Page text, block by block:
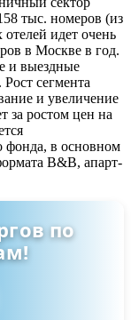
тыс. номеров (из
идет очень
в Москве в год.
и выездные
сегмента
и увеличение
за ростом цен на
фонда, в основном
B&B, апарт-
по